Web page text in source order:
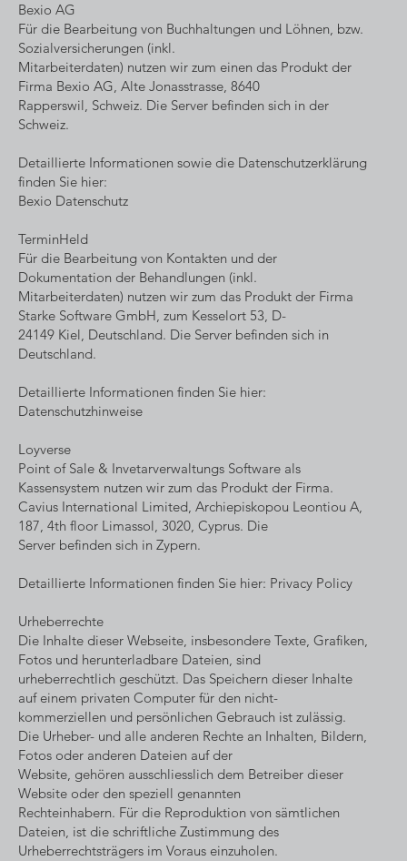
Bexio AG
Für die Bearbeitung von Buchhaltungen und Löhnen, bzw.
Sozialversicherungen (inkl.
Mitarbeiterdaten) nutzen wir zum einen das Produkt der
Firma Bexio AG, Alte Jonasstrasse, 8640
Rapperswil, Schweiz. Die Server befinden sich in der
Schweiz.
Detaillierte Informationen sowie die Datenschutzerklärung
finden Sie hier:
Bexio Datenschutz
TerminHeld
Für die Bearbeitung von Kontakten und der
Dokumentation der Behandlungen (inkl.
Mitarbeiterdaten) nutzen wir zum das Produkt der Firma
Starke Software GmbH, zum Kesselort 53, D-
24149 Kiel, Deutschland. Die Server befinden sich in
Deutschland.
Detaillierte Informationen finden Sie hier:
Datenschutzhinweise
Loyverse
Point of Sale & Invetarverwaltungs Software als
Kassensystem nutzen wir zum das Produkt der Firma.
Cavius International Limited, Archiepiskopou Leontiou A,
187, 4th floor Limassol, 3020, Cyprus. Die
Server befinden sich in Zypern.
Detaillierte Informationen finden Sie hier: Privacy Policy
Urheberrechte
Die Inhalte dieser Webseite, insbesondere Texte, Grafiken,
Fotos und herunterladbare Dateien, sind
urheberrechtlich geschützt. Das Speichern dieser Inhalte
auf einem privaten Computer für den nicht-
kommerziellen und persönlichen Gebrauch ist zulässig.
Die Urheber- und alle anderen Rechte an Inhalten, Bildern,
Fotos oder anderen Dateien auf der
Website, gehören ausschliesslich dem Betreiber dieser
Website oder den speziell genannten
Rechteinhabern. Für die Reproduktion von sämtlichen
Dateien, ist die schriftliche Zustimmung des
Urheberrechtsträgers im Voraus einzuholen.